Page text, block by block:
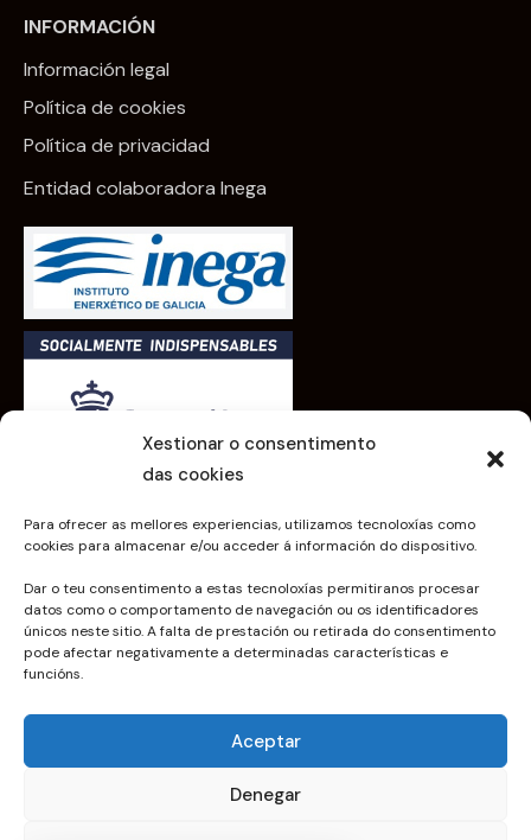
Xestionar o consentimento
das cookies
Para ofrecer as mellores experiencias, utilizamos tecnoloxías como
cookies para almacenar e/ou acceder á información do dispositivo.
Dar o teu consentimento a estas tecnoloxías permitiranos procesar
datos como o comportamento de navegación ou os identificadores
únicos neste sitio. A falta de prestación ou retirada do consentimento
pode afectar negativamente a determinadas características e
funcións.
Aceptar
Denegar
INFORMACIÓN
Información legal
Política de cookies
Política de privacidad
Entidad colaboradora Inega
xoelec.gal 2023 | Todos los derechos reservados
PROGRAMA KIT DIGITAL COFINANCIADO POR LOS
MECANISMO DE RECUPERACIÓN Y RESILIENCIA